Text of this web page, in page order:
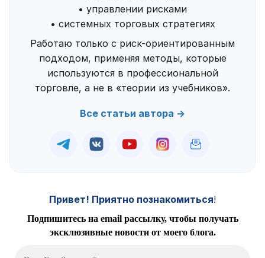
• управлении рисками
• системных торговых стратегиях
Работаю только с риск-ориентированным
подходом, применяя методы, которые
используются в профессиональной
торговле, а не в «теории из учебников».
Все статьи автора →
Привет! Приятно познакомиться!
Подпишитесь на email рассылку, чтобы получать
эксклюзивные новости от моего блога.